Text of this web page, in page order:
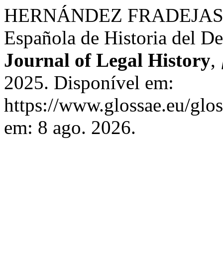
HERNÁNDEZ
Española de Historia del
Journal of Legal History,
2025. Disponível em:
https://www.glossae.eu/
em: 8 ago. 2026.